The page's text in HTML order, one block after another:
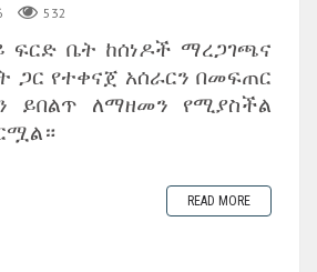
532
ፍርድ ቤት ከሰነዶች ማረጋገጫና
ጋር የተቀናጀ አሰራርን በመፍጠር
ይበልጥ ለማዘመን የሚያስችል
READ MORE